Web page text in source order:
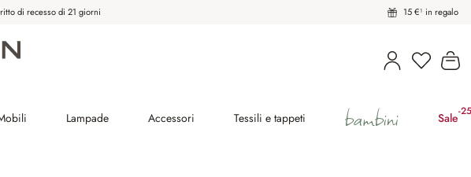
di recesso di 21 giorni 15 €¹ in regalo
Hai 0 Il
Lampade Accessori Tessili e tappeti bambini Sale-